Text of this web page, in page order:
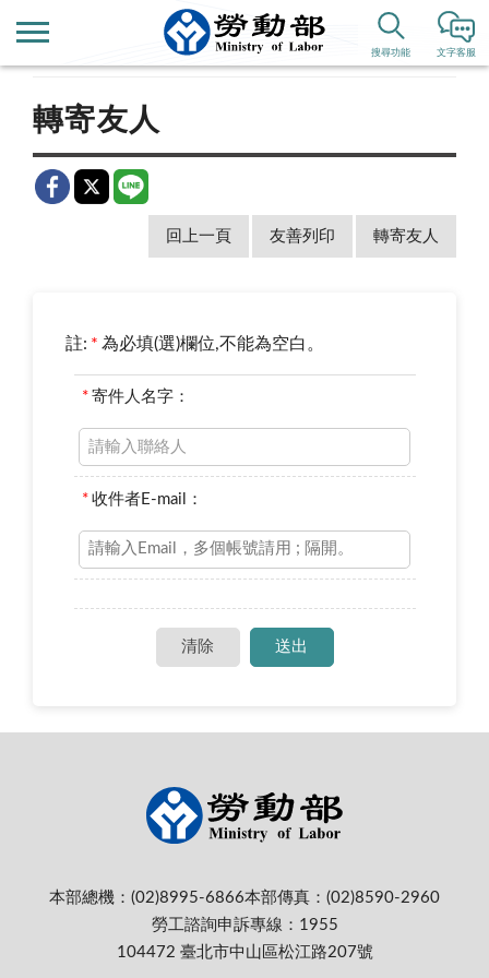
文字客服
搜尋功能
新聞公告 歷史新聞
轉寄友人
回上一頁 友善列印 轉寄友人
註: * 為必填(選)欄位,不能為空白。
* 寄件人名字：
* 收件者E-mail：
本部總機：(02)8995-6866本部傳真：(02)8590-2960
勞工諮詢申訴專線：1955
104472 臺北市中山區松江路207號